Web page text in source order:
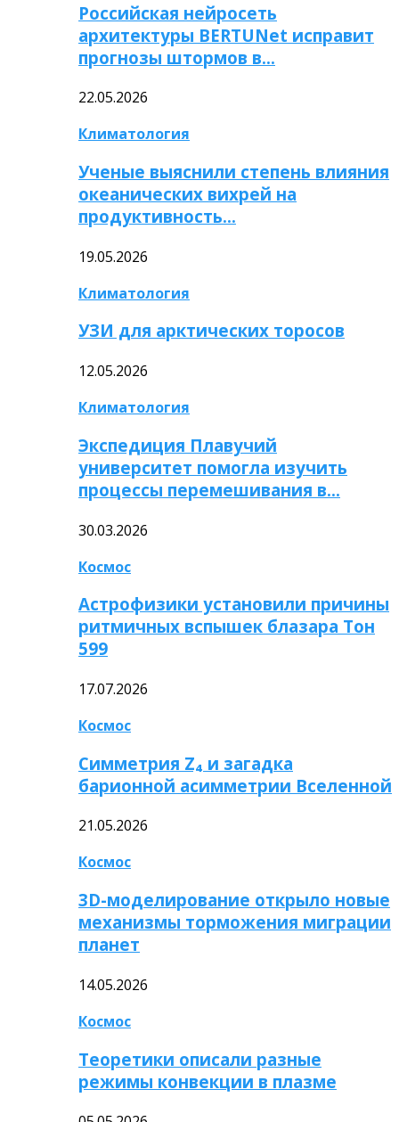
Российская нейросеть
архитектуры BERTUNet исправит
прогнозы штормов в…
22.05.2026
Климатология
Ученые выяснили степень влияния
океанических вихрей на
продуктивность…
19.05.2026
Климатология
УЗИ для арктических торосов
12.05.2026
Климатология
Экспедиция Плавучий
университет помогла изучить
процессы перемешивания в…
30.03.2026
Космос
Астрофизики установили причины
ритмичных вспышек блазара Тон
599
17.07.2026
Космос
Симметрия Z₄ и загадка
барионной асимметрии Вселенной
21.05.2026
Космос
3D-моделирование открыло новые
механизмы торможения миграции
планет
14.05.2026
Космос
Теоретики описали разные
режимы конвекции в плазме